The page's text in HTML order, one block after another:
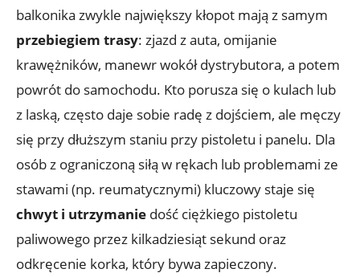
balkonika zwykle największy kłopot mają z samym
przebiegiem trasy: zjazd z auta, omijanie
krawężników, manewr wokół dystrybutora, a potem
powrót do samochodu. Kto porusza się o kulach lub
z laską, często daje sobie radę z dojściem, ale męczy
się przy dłuższym staniu przy pistoletu i panelu. Dla
osób z ograniczoną siłą w rękach lub problemami ze
stawami (np. reumatycznymi) kluczowy staje się
chwyt i utrzymanie dość ciężkiego pistoletu
paliwowego przez kilkadziesiąt sekund oraz
odkręcenie korka, który bywa zapieczony.